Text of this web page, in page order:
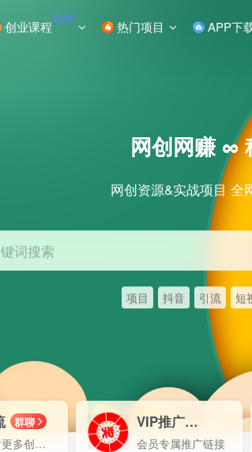
创业课程 NEW 热门项目 APP下
网创网赚 ∞
网创资源&实战项目 全
词搜索
项目 抖音 引流 短
群聊
研究探讨更多创业项目路子。
VIP推广70%分佣
会员专属推广链接